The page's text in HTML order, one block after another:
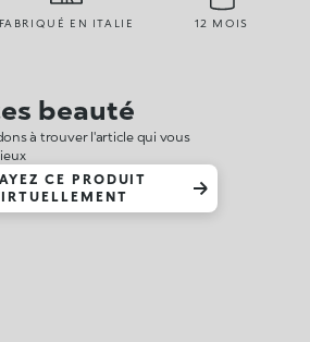
FABRIQUÉ EN ITALIE 12 MOIS
beauté
à trouver l'article qui vous
CE PRODUIT